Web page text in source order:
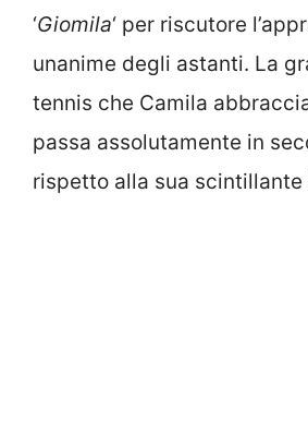
‘Giomila‘ per riscutore
unanime degli astanti. La
tennis che Camila
passa assolutamente in
rispetto alla sua scintillante